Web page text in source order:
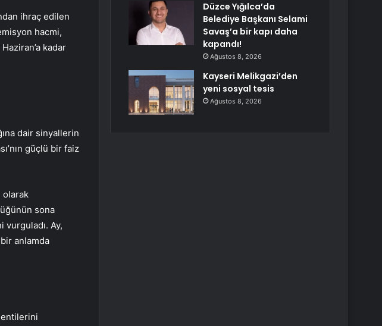
ihraç edilen
hacmi,
kadar
dair sinyallerin
güçlü bir faiz
olarak
sona
Ay,
bir anlamda
Düzce Yığılca’da
Belediye Başkanı Selami
Savaş’a bir kapı daha
kapandı!
Ağustos 8, 2026
Kayseri Melikgazi’den
yeni sosyal tesis
Ağustos 8, 2026